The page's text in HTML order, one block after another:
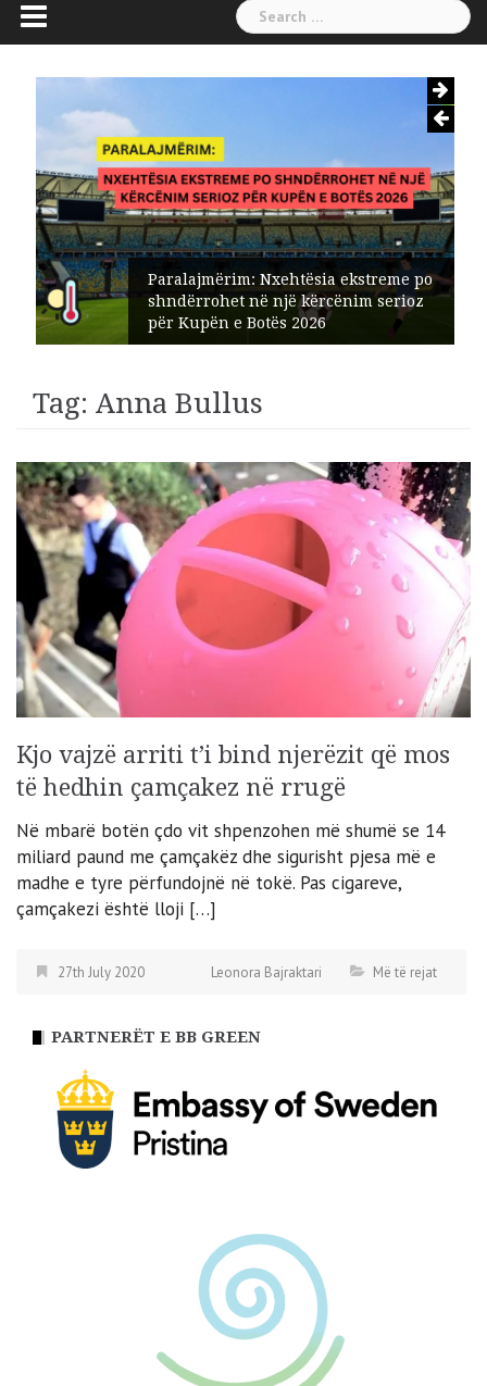
Search
for:
Paralajmërim: Nxehtësia ekstreme po
shndërrohet në një kërcënim serioz
për Kupën e Botës 2026
Tag: Anna Bullus
Kjo vajzë arriti t’i bind njerëzit që mos
të hedhin çamçakez në rrugë
Në mbarë botën çdo vit shpenzohen më shumë se 14
miliard paund me çamçakëz dhe sigurisht pjesa më e
madhe e tyre përfundojnë në tokë. Pas cigareve,
çamçakezi është lloji […]
27th July 2020 Leonora Bajraktari Më të rejat
PARTNERËT E BB GREEN